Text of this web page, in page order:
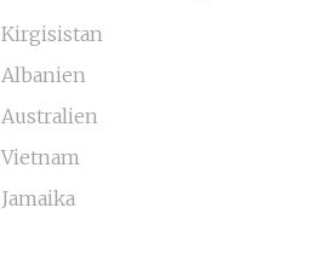
Kirgisistan
Albanien
Australien
Vietnam
Jamaika